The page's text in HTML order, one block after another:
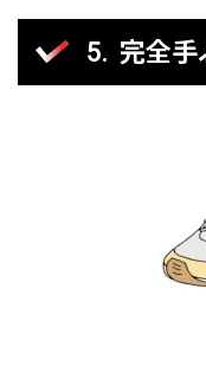
完全